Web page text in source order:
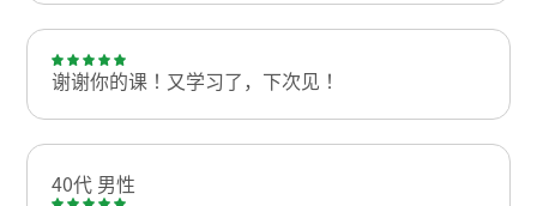
谢谢你的课！又学习了，下次见！
40代 男性